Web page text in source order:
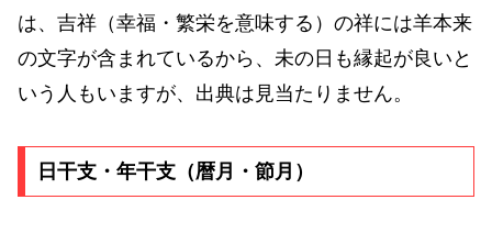
は、吉祥（幸福・繁栄を意味する）の祥には羊本来
の文字が含まれているから、未の日も縁起が良いと
いう人もいますが、出典は見当たりません。
日干支・年干支（暦月・節月）